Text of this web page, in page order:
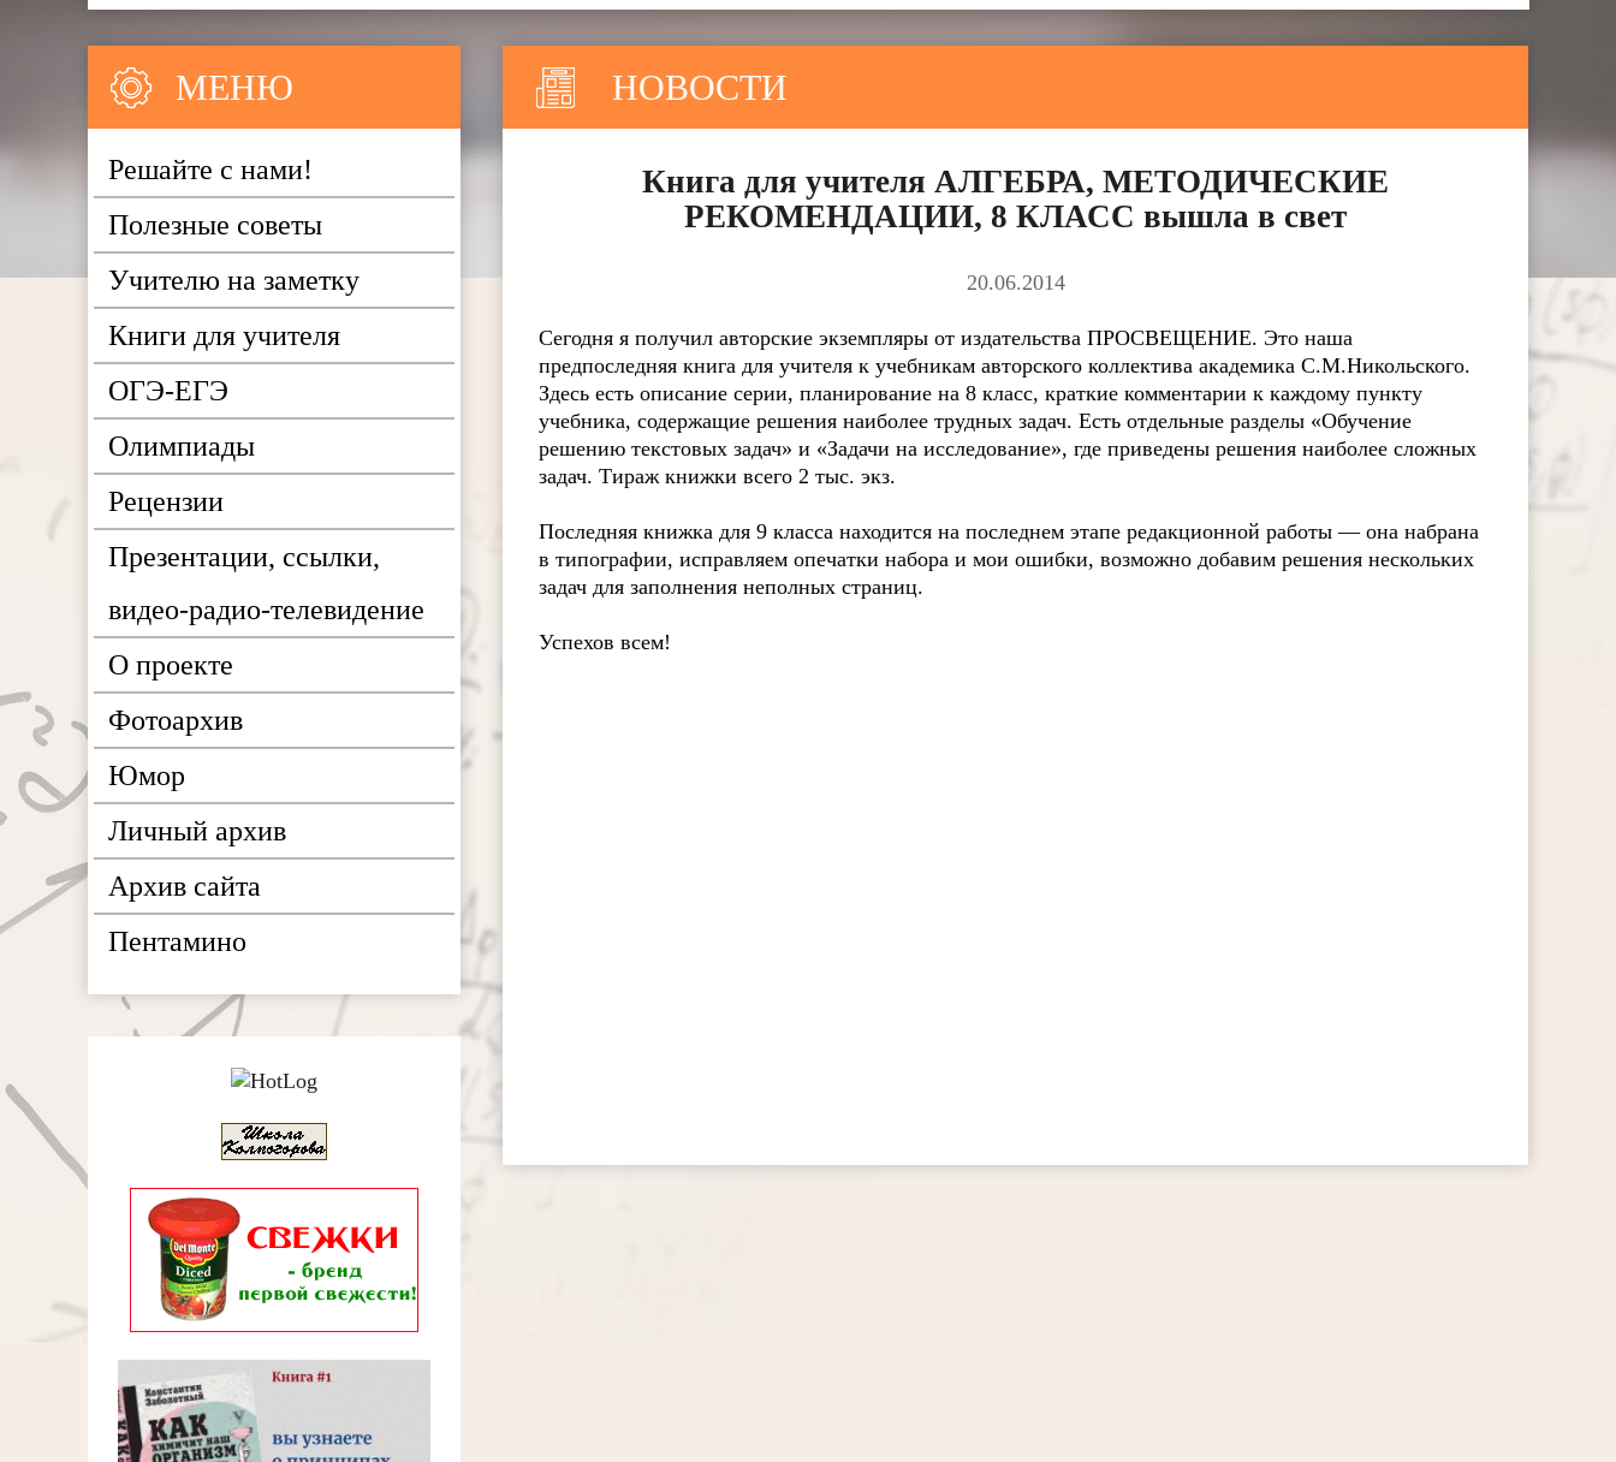
НОВОСТИ
Книга для учителя АЛГЕБРА, МЕТОДИЧЕСКИЕ
РЕКОМЕНДАЦИИ, 8 КЛАСС вышла в свет
20.06.2014
Сегодня я получил авторские экземпляры от издательства ПРОСВЕЩЕНИЕ. Это наша
предпоследняя книга для учителя к учебникам авторского коллектива академика С.М.Никольского.
Здесь есть описание серии, планирование на 8 класс, краткие комментарии к каждому пункту
учебника, содержащие решения наиболее трудных задач. Есть отдельные разделы «Обучение
решению текстовых задач» и «Задачи на исследование», где приведены решения наиболее сложных
задач. Тираж книжки всего 2 тыс. экз.
Последняя книжка для 9 класса находится на последнем этапе редакционной работы — она набрана
в типографии, исправляем опечатки набора и мои ошибки, возможно добавим решения нескольких
задач для заполнения неполных страниц.
Успехов всем!
МЕНЮ
Решайте с нами!
Полезные советы
Учителю на заметку
Книги для учителя
ОГЭ-ЕГЭ
Олимпиады
Рецензии
Презентации, ссылки,
видео-радио-телевидение
О проекте
Фотоархив
Юмор
Личный архив
Архив сайта
Пентамино